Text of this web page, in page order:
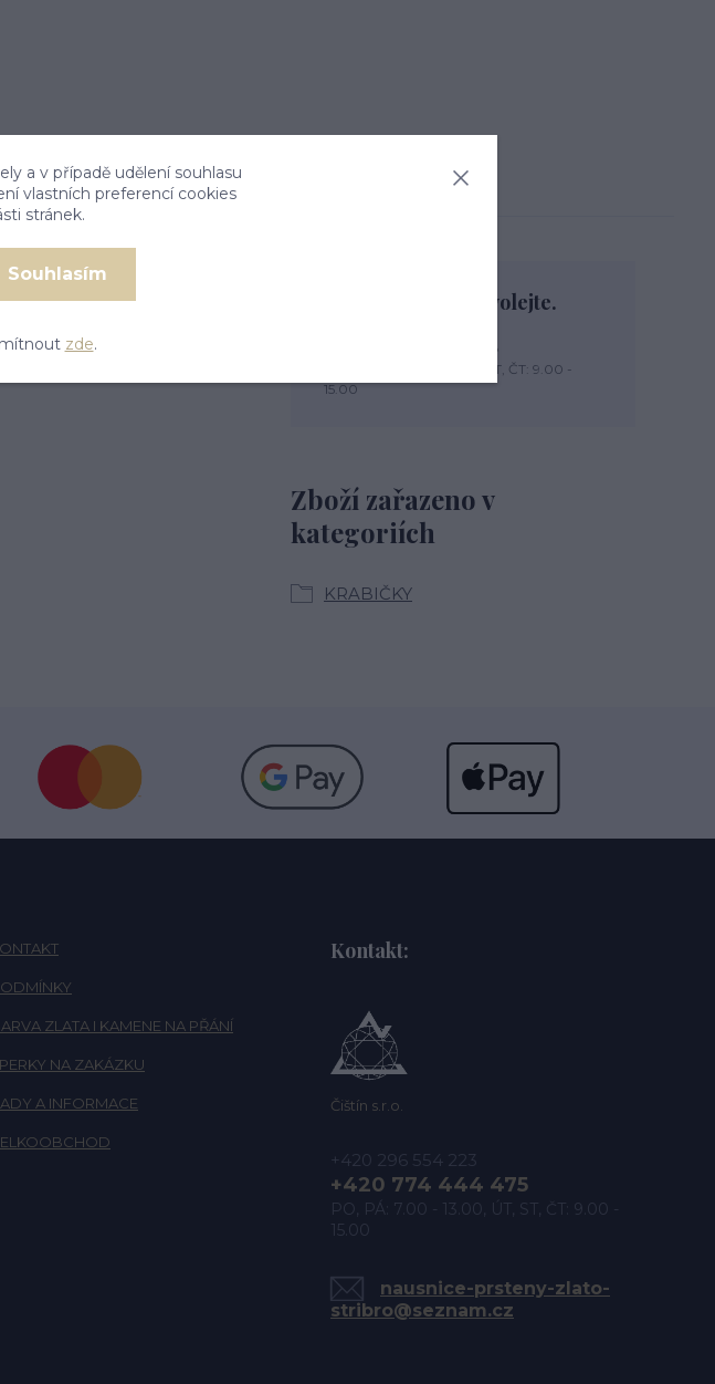
Zboží zařazeno v
kategoriích
KRABIČKY
Nevíte si rady? Zavolejte.
+420 774 444 475
PO, PÁ: 7.00 - 13.00, ÚT, ST, ČT: 9.00 -
15.00
ZLATA I KAMENE NA PŘÁNÍ
NA ZAKÁZKU
A INFORMACE
Kontakt:
Čištín s.r.o.
+420 296 554 223
+420 774 444 475
PO, PÁ: 7.00 - 13.00, ÚT, ST, ČT: 9.00 -
15.00
nausnice-prsteny-zlato-
stribro@seznam.cz
a v případě udělení souhlasu
vlastních preferencí cookies
stránek.
Souhlasím
zde.